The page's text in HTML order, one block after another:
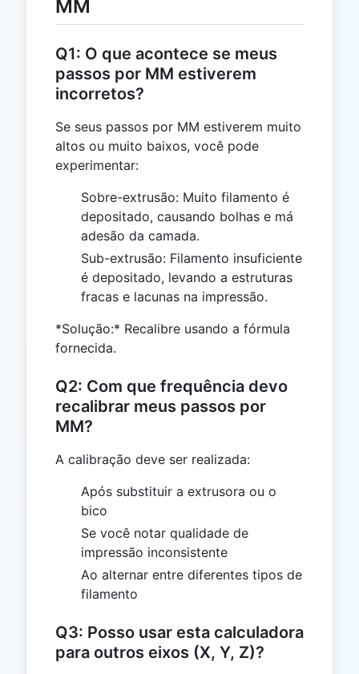
MM
Q1: O que acontece se meus
passos por MM estiverem
incorretos?
Se seus passos por MM estiverem muito
altos ou muito baixos, você pode
experimentar:
Sobre-extrusão: Muito filamento é
depositado, causando bolhas e má
adesão da camada.
Sub-extrusão: Filamento insuficiente
é depositado, levando a estruturas
fracas e lacunas na impressão.
*Solução:* Recalibre usando a fórmula
fornecida.
Q2: Com que frequência devo
recalibrar meus passos por
MM?
A calibração deve ser realizada:
Após substituir a extrusora ou o
bico
Se você notar qualidade de
impressão inconsistente
Ao alternar entre diferentes tipos de
filamento
Q3: Posso usar esta calculadora
para outros eixos (X, Y, Z)?